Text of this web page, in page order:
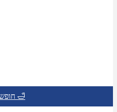
חופשות ספא 🛁